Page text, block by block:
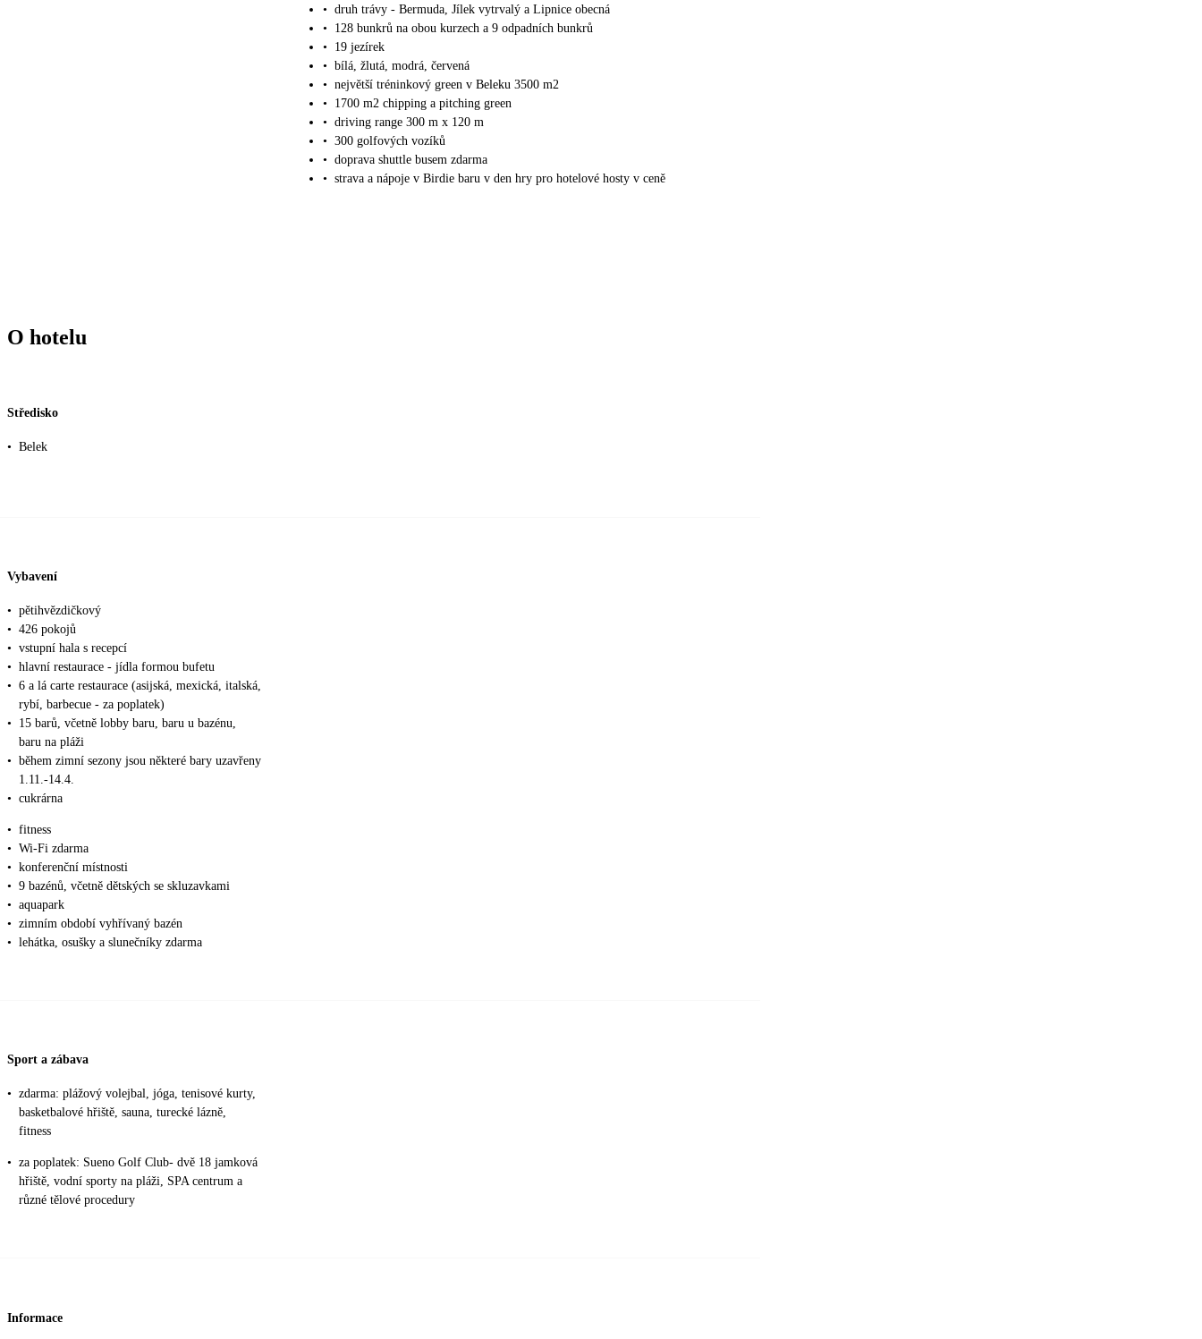
• druh trávy - Bermuda, Jílek vytrvalý a Lipnice obecná
•
128 bunkrů na obou kurzech a 9 odpadních bunkrů
•
19 jezírek
• bílá, žlutá, modrá, červená
• největší tréninkový green v Beleku 3500 m2
•
1700 m2 chipping a pitching green
• driving range 300 m x 120 m
• 300 golfových vozíků
• doprava shuttle busem zdarma
• strava a nápoje v Birdie baru v den hry pro hotelové hosty v ceně
O hotelu
Středisko
• Belek
Vybavení
• pětihvězdičkový
• 426 pokojů
• vstupní hala s recepcí
• hlavní restaurace - jídla formou bufetu
• 6 a lá carte restaurace (asijská, mexická, italská,
rybí, barbecue - za poplatek)
•
15 barů, včetně lobby baru, baru u bazénu,
baru na pláži
• během zimní sezony jsou některé bary uzavřeny
1.11.-14.4.
• cukrárna
• fitness
• Wi-Fi zdarma
• konferenční místnosti
• 9 bazénů, včetně dětských se skluzavkami
• aquapark
• zimním období vyhřívaný bazén
• lehátka, osušky a slunečníky zdarma
Sport a zábava
• zdarma: plážový volejbal, jóga, tenisové kurty,
basketbalové hřiště, sauna, turecké lázně,
fitness
• za poplatek: Sueno Golf Club- dvě 18 jamková
hřiště, vodní sporty na pláži, SPA centrum a
různé tělové procedury
Informace